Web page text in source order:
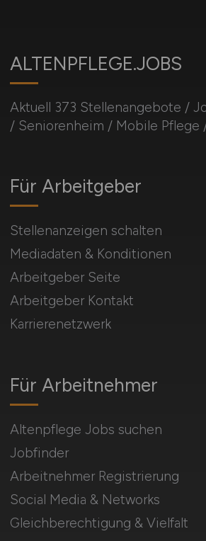
ALTENPFLEGE.JOBS
Aktuell 373 Stellenangebote /
/ Seniorenheim / Mobile Pflege
Für Arbeitnehmer
Altenpflege Jobs suchen
Jobfinder
Arbeitnehmer Registrierung
Social Media & Networks
Gleichberechtigung & Vielfalt
Für Arbeitgeber
Stellenanzeigen schalten
Mediadaten & Konditionen
Arbeitgeber Seite
Arbeitgeber Kontakt
Karrierenetzwerk